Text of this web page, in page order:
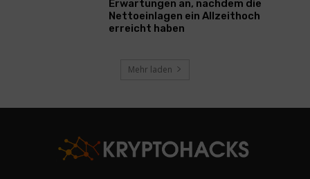
Erwartungen an, nachdem die
Nettoeinlagen ein Allzeithoch
erreicht haben
Mehr laden